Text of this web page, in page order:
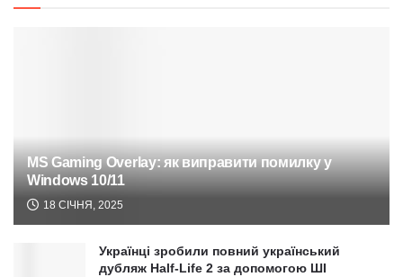
MS Gaming Overlay: як виправити помилку у
Windows 10/11
18 СІЧНЯ, 2025
Українці зробили повний український
дубляж Half-Life 2 за допомогою ШІ